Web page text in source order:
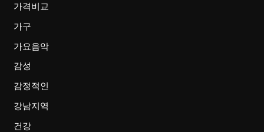
가격비교
가구
가요음악
감성
감정적인
강남지역
건강